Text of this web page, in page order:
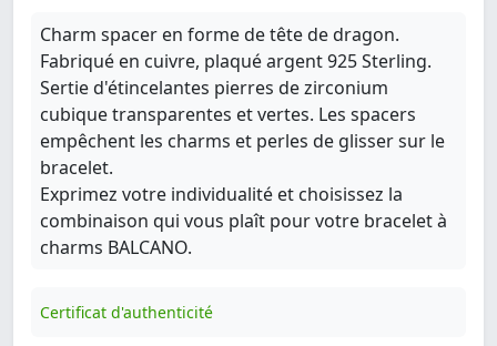
Charm spacer en forme de tête de dragon.
Fabriqué en cuivre, plaqué argent 925 Sterling.
Sertie d'étincelantes pierres de zirconium
cubique transparentes et vertes. Les spacers
empêchent les charms et perles de glisser sur le
bracelet.
Exprimez votre individualité et choisissez la
combinaison qui vous plaît pour votre bracelet à
charms BALCANO.
Certificat d'authenticité